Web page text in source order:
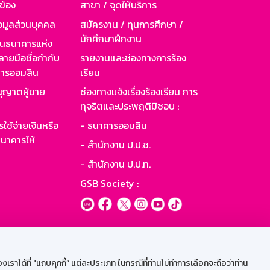
ได้ที่ "แถบคุกกี้” แต่ละประเภท ในกรณีที่ท่านไม่ทำการเลือกจะถือว่าท่าน
อง
มูลส่วนบุคคล
นาคารแห่ง
ายมือชื่อกำกับ
รออมสิน
ญาตผู้ขาย
ช้จ่ายเงินหรือ
คารให้
สาขา / จุดให้บริการ
สมัครงาน / ทุนการศึกษา /
นักศึกษาฝึกงาน
รายงานและช่องทางการร้อง
เรียน
ช่องทางแจ้งเรื่องร้องเรียน การ
ทุจริตและประพฤติมิชอบ :
- ธนาคารออมสิน
- สำนักงาน ป.ป.ช.
- สำนักงาน ป.ป.ท.
GSB Society :